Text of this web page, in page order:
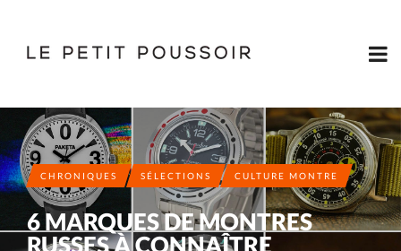
CHRONIQUES SÉLECTIONS CULTURE MONTRE
6 MARQUES DE MONTRES
RUSSES À CONNAÎTRE